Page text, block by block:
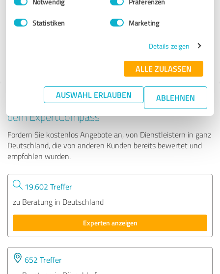
Statistiken Marketing
Details zeigen
ALLE ZULASSEN
AUSWAHL ERLAUBEN ABLEHNEN
KonzeptStuhlkreis
Tipp: Die passenden Experten finden - mit
dem ExpertCompass
Fordern Sie kostenlos Angebote an, von Dienstleistern in ganz
Deutschland, die von anderen Kunden bereits bewertet und
empfohlen wurden.
19.602 Treffer
zu Beratung in Deutschland
Experten anzeigen
652 Treffer